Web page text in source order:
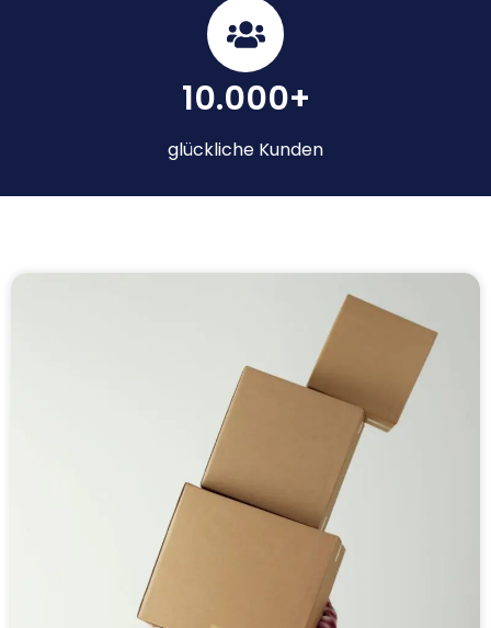
10.000+
glückliche Kunden